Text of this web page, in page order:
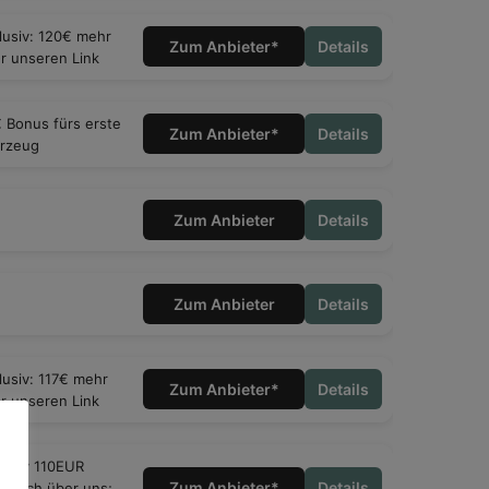
2026
2026
2026
120€ mehr
unseren Link
Zum Anbieter* Details
Bonus fürs erste
Zum Anbieter* Details
Zum Anbieter Details
Zum Anbieter Details
117€ mehr
unseren Link
Zum Anbieter* Details
110EUR